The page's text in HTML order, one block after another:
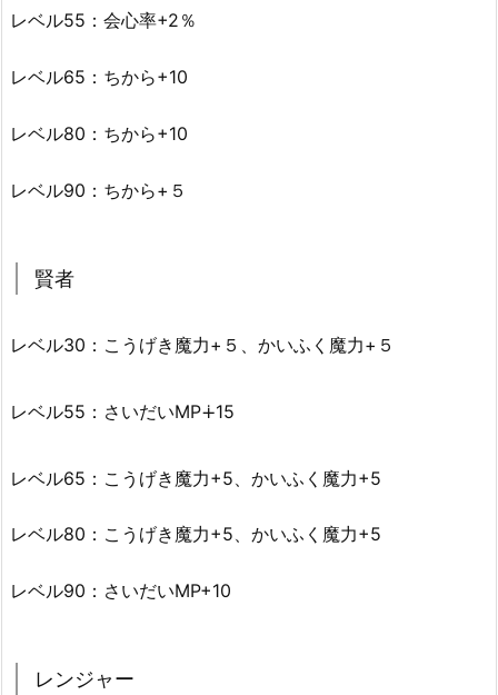
レベル55：会心率+2％
レベル65：ちから+10
レベル80：ちから+10
レベル90：ちから+５
賢者
レベル30：こうげき魔力+５、かいふく魔力+５
レベル55：さいだいMP∔15
レベル65：こうげき魔力+5、かいふく魔力+5
レベル80：こうげき魔力+5、かいふく魔力+5
レベル90：さいだいMP+10
レンジャー